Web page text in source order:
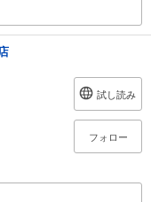
試し読み
フォロー